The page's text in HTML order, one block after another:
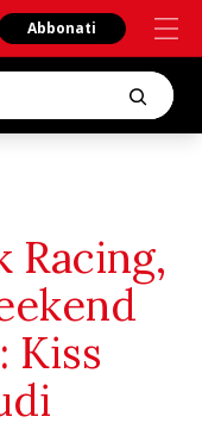
Abbonati
Racing,
Kiss